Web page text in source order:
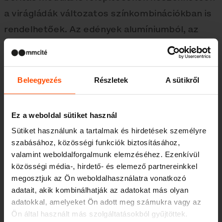
Beleegyezés Részletek A sütikről
Ez a weboldal sütiket használ
Sütiket használunk a tartalmak és hirdetések személyre
szabásához, közösségi funkciók biztosításához,
valamint weboldalforgalmunk elemzéséhez. Ezenkívül
közösségi média-, hirdető- és elemező partnereinkkel
megosztjuk az Ön weboldalhasználatra vonatkozó
adatait, akik kombinálhatják az adatokat más olyan
adatokkal, amelyeket Ön adott meg számukra vagy az
Ön által használt más szolgáltatásokból gyűjtöttek.
a virágládák változatos színkombinációkban is
rendelhetőek. Az edények alumíniumból, az
alaplemez és az alsó hengeres talpazatok
pedig horganyzott acélból készülnek, az
összállítás porfestéssel van ellátva.
A növények gyökérrezét télen a fagy, nyáron
tartalmaznak. Ne hagyjátok magatokat
megtéveszteni: annak ellenére, hogy a Polys
kifinomult és letisztult külsővel rendelkezik,
nagy az ellenállóképessége, ahogy ezt
a közterületek meg is követelik.